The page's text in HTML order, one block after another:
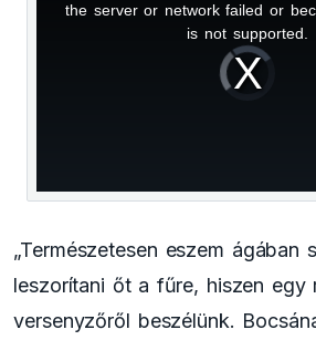
Video
Player
is
loading.
the server or network failed or
is not supported.
„Természetesen eszem ágában
leszorítani őt a fűre, hiszen egy
versenyzőről beszélünk.